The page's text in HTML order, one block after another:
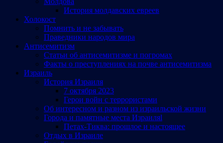
История молдавских евреев
Холокост
Помнить и не забывать
Праведники народов мира
Антисемитизм
Статьи об антисемитизме и погромах
Факты о преступлениях на почве антисемитизма
Израиль
История Израиля
7 октября 2023
Герои войн с террористами
Об интересном и разном из израильской жизни
Города и памятные места Израиляl
Петах-Тиква: прошлое и настоящее
Отдых в Израиле